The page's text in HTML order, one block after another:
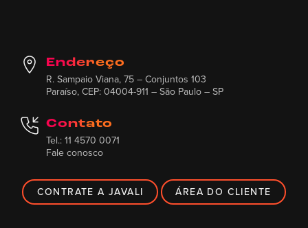
Endereço
R. Sampaio Viana, 75 – Conjuntos 103
Paraíso, CEP: 04004-911 – São Paulo – SP
Contato
Tel.: 11 4570 0071
Fale conosco
CONTRATE A JAVALI ÁREA DO CLIENTE